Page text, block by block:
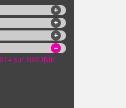
sur NIKUBIK